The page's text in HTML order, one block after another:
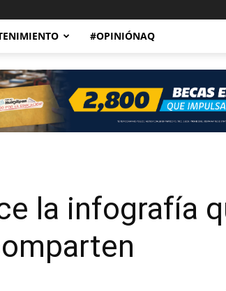
#OPINIÓNAQ
la infografía